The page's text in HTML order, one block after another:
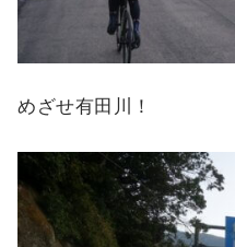
めざせ有田川！